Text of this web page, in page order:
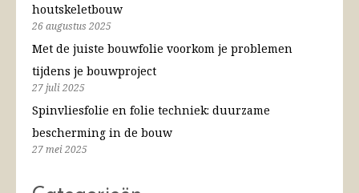
houtskeletbouw
26 augustus 2025
Met de juiste bouwfolie voorkom je problemen
tijdens je bouwproject
27 juli 2025
Spinvliesfolie en folie techniek: duurzame
bescherming in de bouw
27 mei 2025